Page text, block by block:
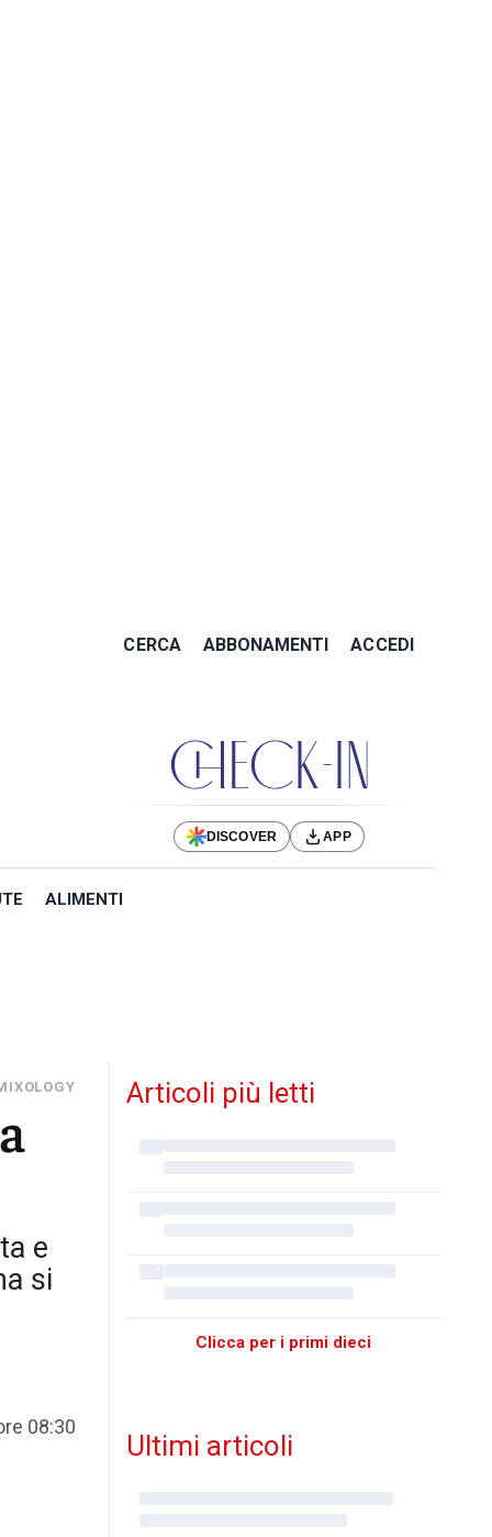
CERCA ABBONAMENTI ACCEDI
DISCOVER APP
ALIMENTI
e
si
08:30
Articoli più letti
Clicca per i primi dieci
Ultimi articoli